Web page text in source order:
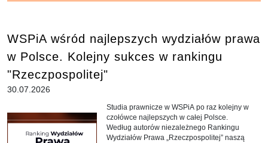
WSPiA wśród najlepszych wydziałów prawa
w Polsce. Kolejny sukces w rankingu
"Rzeczpospolitej"
30.07.2026
Studia prawnicze w WSPiA po raz kolejny w
czołówce najlepszych w całej Polsce.
Według autorów niezależnego Rankingu
Wydziałów Prawa „Rzeczpospolitej” naszą